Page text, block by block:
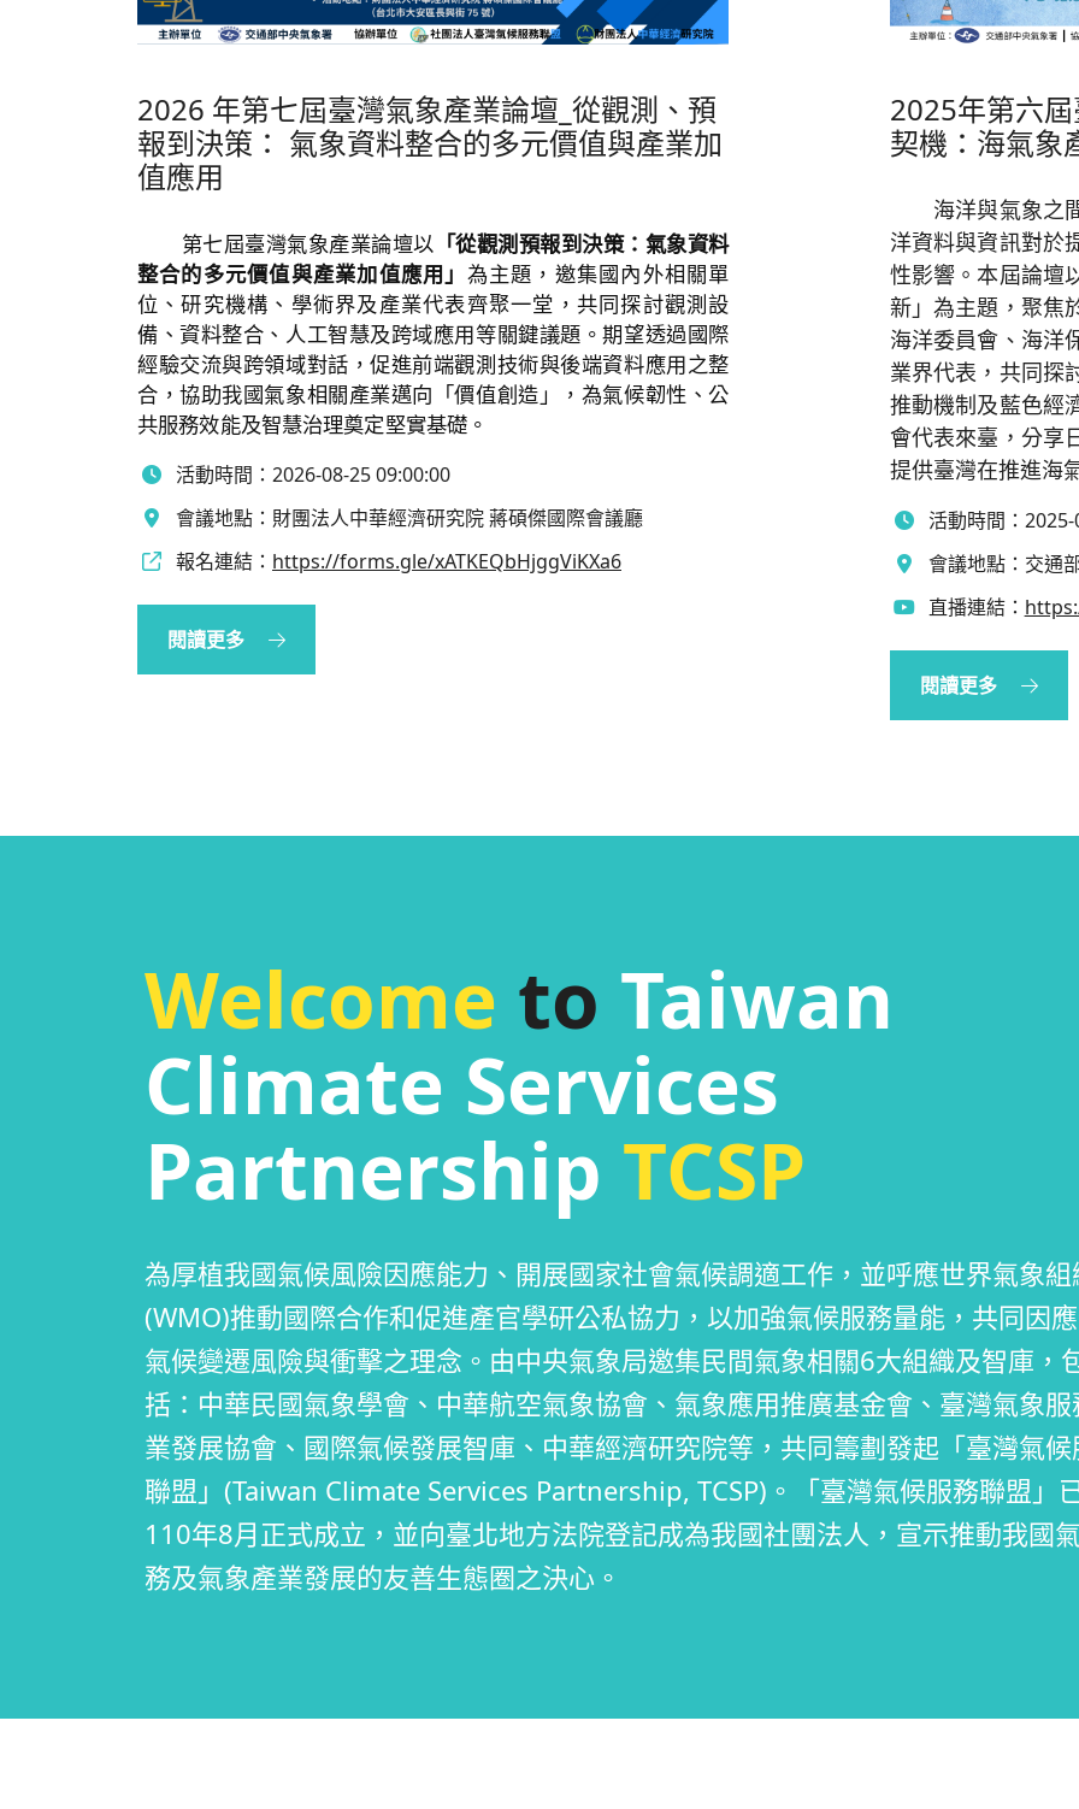
2026 年第七屆臺灣氣象產業論壇_從觀測、預
報到決策： 氣象資料整合的多元價值與產業加
值應用
第七屆臺灣氣象產業論壇以 「從觀測預報到決策：氣象資料
整合的多元價值與產業加值應用」 為主題，邀集國內外相關單
位、研究機構、學術界及產業代表齊聚一堂，共同探討觀測設
備、資料整合、人工智慧及跨域應用等關鍵議題。期望透過國際
經驗交流與跨領域對話，促進前端觀測技術與後端資料應用之整
合，協助我國氣象相關產業邁向「價值創造」，為氣候韌性、公
共服務效能及智慧治理奠定堅實基礎。
活動時間： 2026-08-25 09:00:00
會議地點： 財團法人中華經濟研究院 蔣碩傑國際會議廳
報名連結： https://forms.gle/xATKEQbHjggViKXa6
閱讀更多
2025年第六
契機：海氣象
海洋與氣象之間
洋資料與資訊對於
性影響。本屆論壇
新」為主題，聚焦
海洋委員會、海洋
業界代表，共同探
推動機制及藍色經
會代表來臺，分享
提供臺灣在推進海
活動時間：
會議地點： 交通
直播連結：
閱讀更多
Welcome to Taiwan
Climate Services
Partnership TCSP
為厚植我國氣候風險因應能力、開展國家社會氣候調適工作，並呼應世界氣象組
(WMO)推動國際合作和促進產官學研公私協力，以加強氣候服務量能，共同因
氣候變遷風險與衝擊之理念。由中央氣象局邀集民間氣象相關6大組織及智庫，
括：中華民國氣象學會、中華航空氣象協會、氣象應用推廣基金會、臺灣氣象服
業發展協會、國際氣候發展智庫、中華經濟研究院等，共同籌劃發起「臺灣氣候
聯盟」(Taiwan Climate Services Partnership, TCSP)。「臺灣氣候服務聯盟」
110年8月正式成立，並向臺北地方法院登記成為我國社團法人，宣示推動我國
務及氣象產業發展的友善生態圈之決心。